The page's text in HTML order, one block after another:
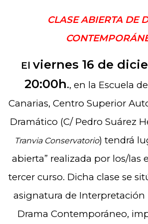
CLASE ABIERTA DE
El viernes 16 de
20:00h., en la Escuela
Canarias, Centro Superior
Dramático (C/ Pedro Suárez
Tranvia Conservatorio) tendrá
abierta” realizada por los/las
tercer curso. Dicha clase se
asignatura de Interpretación
Drama Contemporáneo,